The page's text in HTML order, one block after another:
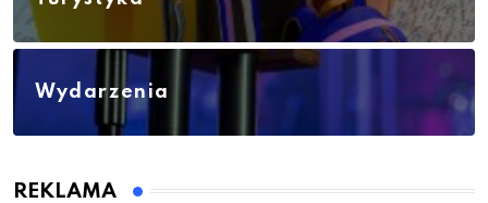
Wydarzenia
REKLAMA